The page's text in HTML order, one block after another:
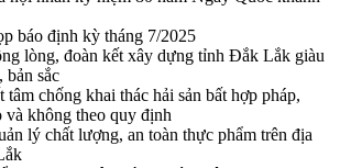
báo định kỳ tháng 7/2025
lòng, đoàn kết xây dựng tỉnh Đắk Lắk giàu
bản sắc
chống khai thác hải sản bất hợp pháp,
và không theo quy định
lý chất lượng, an toàn thực phẩm trên địa